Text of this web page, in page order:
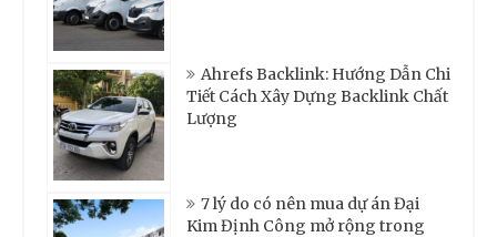
Ahrefs Backlink: Hướng Dẫn Chi
Tiết Cách Xây Dựng Backlink Chất
Lượng
7 lý do có nên mua dự án Đại
Kim Định Công mở rộng trong